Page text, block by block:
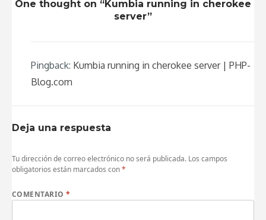
One thought on “Kumbia running in cherokee
server”
Pingback: Kumbia running in cherokee server | PHP-
Blog.com
Deja una respuesta
Tu dirección de correo electrónico no será publicada. Los campos
obligatorios están marcados con*
COMENTARIO*